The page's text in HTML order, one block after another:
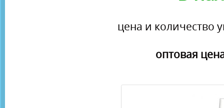
цена и количество
оптовая